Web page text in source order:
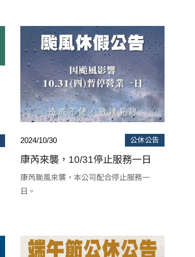
2024/10/30 公休公告
康芮來襲，10/31停止服務一日
康芮颱風來襲，本公司配合停止服務一
日。